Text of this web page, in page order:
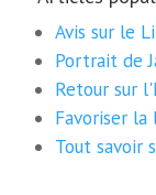
Avis sur le
Portrait de
Retour sur
Favoriser
Tout savoir